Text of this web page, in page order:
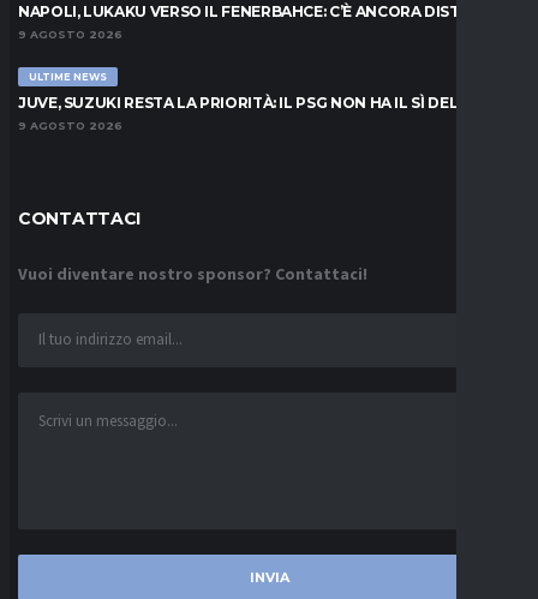
NAPOLI, LUKAKU VERSO IL FENERBAHCE: C’È ANCORA DISTANZA
9 AGOSTO 2026
ULTIME NEWS
JUVE, SUZUKI RESTA LA PRIORITÀ: IL PSG NON HA IL SÌ DEL PARMA
9 AGOSTO 2026
CONTATTACI
Vuoi diventare nostro sponsor? Contattaci!